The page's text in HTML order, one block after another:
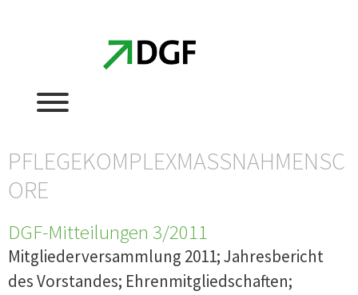
PFLEGEKOMPLEXMASSNAHMENSCO
RE
DGF-Mitteilungen 3/2011
Mitgliederversammlung 2011; Jahresbericht
des Vorstandes; Ehrenmitgliedschaften;